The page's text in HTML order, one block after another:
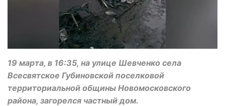
19 марта, в 16:35, на улице Шевченко села
Всесвятское Губиновской поселковой
территориальной общины Новомосковского
района, загорелся частный дом.